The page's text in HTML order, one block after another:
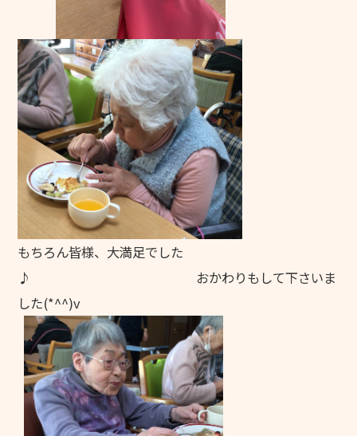
輝き★職員インタビュー【保育士】
採用エントリー
研修センターについて
福利厚生
働く環境
施設ブログ
個人情報保護方針
もちろん皆様、大満足でした
♪ おかわりもして下さいま
した(*^^)v